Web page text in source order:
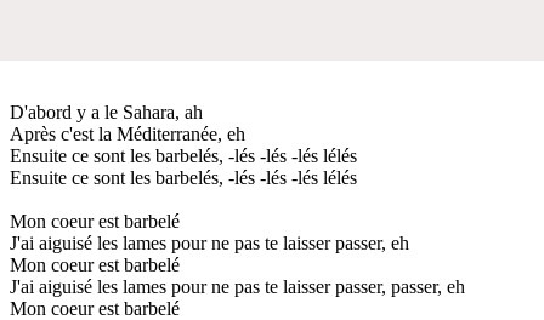
D'abord y a le Sahara, ah
Après c'est la Méditerranée, eh
Ensuite ce sont les barbelés, -lés -lés -lés lélés
Ensuite ce sont les barbelés, -lés -lés -lés lélés
Mon coeur est barbelé
J'ai aiguisé les lames pour ne pas te laisser passer, eh
Mon coeur est barbelé
J'ai aiguisé les lames pour ne pas te laisser passer, passer, eh
Mon coeur est barbelé